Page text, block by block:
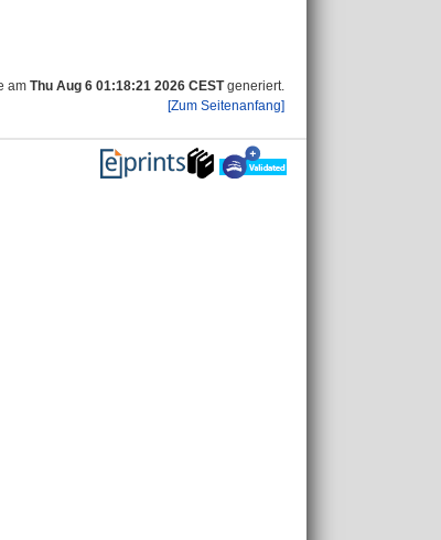
am Thu Aug 6 01:18:21 2026 CESTgeneriert.
[Zum Seitenanfang]